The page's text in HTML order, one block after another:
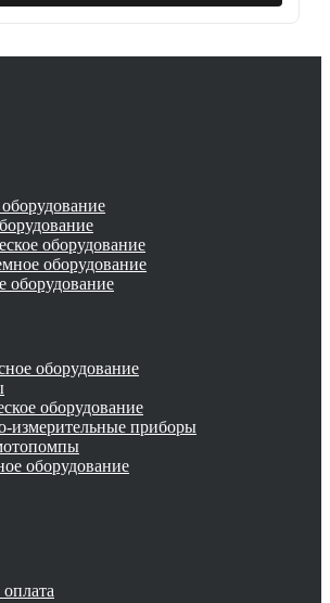
оборудование
оборудование
оборудование
оборудование
оборудование
измерительные приборы
оборудование